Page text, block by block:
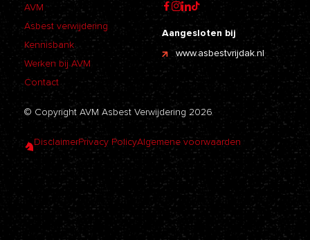
AVM
Asbest verwijdering
Kennisbank
Werken bij AVM
Contact
Aangesloten bij
www.asbestvrijdak.nl
© Copyright AVM Asbest Verwijdering 2026
DisclaimerPrivacy PolicyAlgemene voorwaarden